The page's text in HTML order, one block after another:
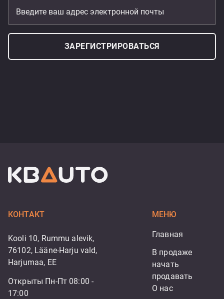
Введите ваш адрес электронной почты
ЗАРЕГИСТРИРОВАТЬСЯ
КОНТАКТ
Kooli 10, Rummu alevik,
76102, Lääne-Harju vald,
Harjumaa, EE
Открыты Пн-Пт 08:00 -
17:00
МЕНЮ
Главная
В продаже
начать
продавать
О нас